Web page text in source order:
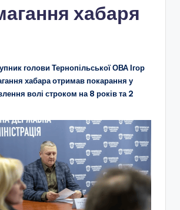
хабаря
голови Тернопільської ОВА Ігор
хабара отримав покарання у
волі строком на 8 років та 2